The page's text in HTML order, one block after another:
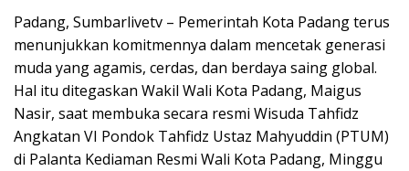
Padang, Sumbarlivetv – Pemerintah Kota Padang terus
menunjukkan komitmennya dalam mencetak generasi
muda yang agamis, cerdas, dan berdaya saing global.
Hal itu ditegaskan Wakil Wali Kota Padang, Maigus
Nasir, saat membuka secara resmi Wisuda Tahfidz
Angkatan VI Pondok Tahfidz Ustaz Mahyuddin (PTUM)
di Palanta Kediaman Resmi Wali Kota Padang, Minggu